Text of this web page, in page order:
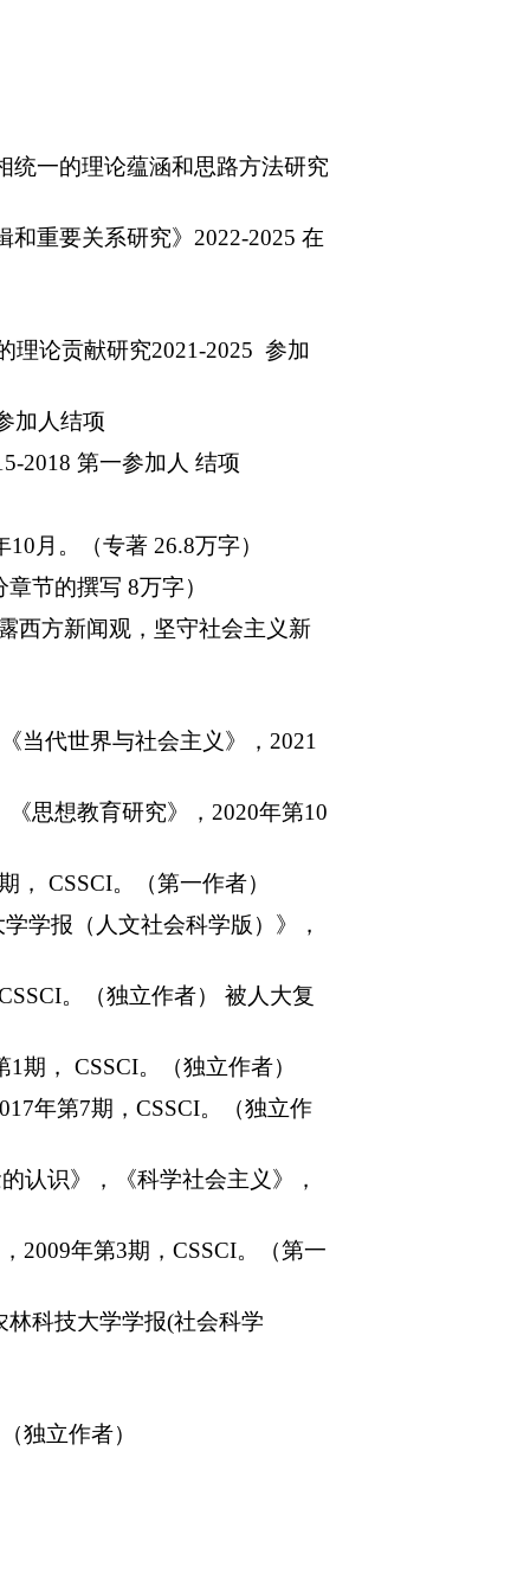
统一的理论蕴涵和思路方法研究
重要关系研究》 2022-2025 在
理论贡献研究2021-2025 参加
加人结项
2018 第一参加人 结项
10 月。（专著26.8万字）
节的撰写 8万字）
西方新闻观，坚守社会主义新
当代世界与社会主义》，2021
思想教育研究》，2020年第10
CSSCI。（第一作者）
学报（人文社会科学版）》，
。（独立作者） 被人大复
期， CSSCI。（独立作者）
年第7期，CSSCI。（独立作
认识》，《科学社会主义》，
2009年第3期，CSSCI。（第一
科技大学学报(社会科学
独立作者）